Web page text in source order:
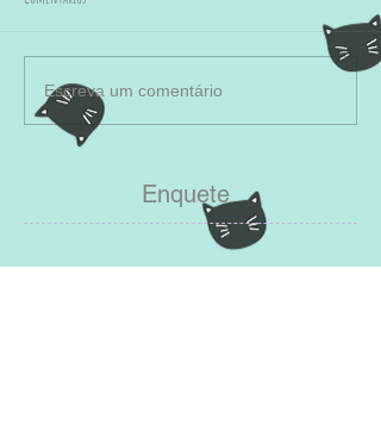
Escreva um comentário
Enquete